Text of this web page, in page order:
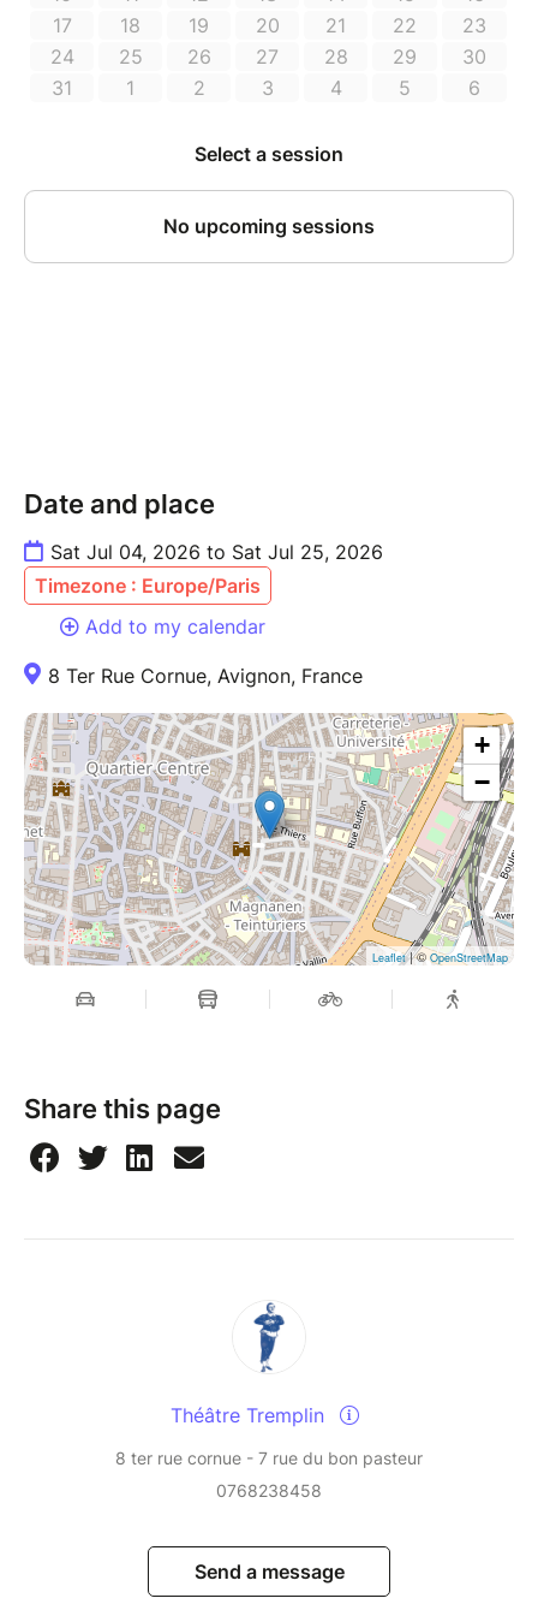
Date and place
Sat Jul 04, 2026 to Sat Jul 25, 2026
Timezone : Europe/Paris
Add to my calendar
8 Ter Rue Cornue, Avignon, France
+
−
Leaflet| ©OpenStreetMap
Share this page
Théâtre Tremplin
8 ter rue cornue - 7 rue du bon pasteur
0768238458
Send a message